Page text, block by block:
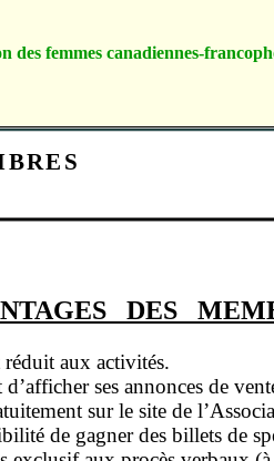
DES
aux activités.
ses annonces de
sur le site de
de gagner des billets de
des femmes canadiennes-